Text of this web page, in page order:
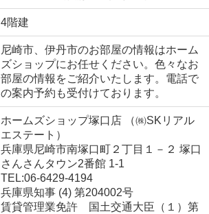
4階建
尼崎市、伊丹市のお部屋の情報はホーム
ズショップにお任せください。色々なお
部屋の情報をご紹介いたします。電話で
の案内予約も受付けております。
ホームズショップ塚口店 （㈱SKリアル
エステート）
兵庫県尼崎市南塚口町２丁目１－２ 塚口
さんさんタウン2番館 1-1
TEL:06-6429-4194
兵庫県知事 (4) 第204002号
賃貸管理業免許 国土交通大臣（１）第